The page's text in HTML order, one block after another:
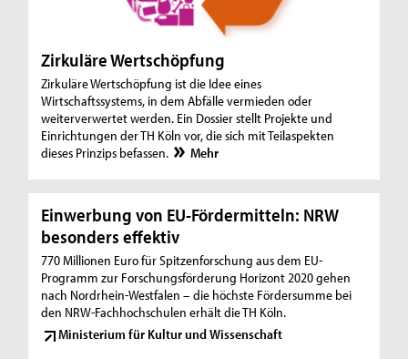
Zirkuläre Wertschöpfung
Zirkuläre Wertschöpfung ist die Idee eines
Wirtschaftssystems, in dem Abfälle vermieden oder
weiterverwertet werden. Ein Dossier stellt Projekte und
Einrichtungen der TH Köln vor, die sich mit Teilaspekten
dieses Prinzips befassen.
Mehr
Einwerbung von EU-Fördermitteln: NRW
besonders effektiv
770 Millionen Euro für Spitzenforschung aus dem EU-
Programm zur Forschungsförderung Horizont 2020 gehen
nach Nordrhein-Westfalen – die höchste Fördersumme bei
den NRW-Fachhochschulen erhält die TH Köln.
Ministerium für Kultur und Wissenschaft